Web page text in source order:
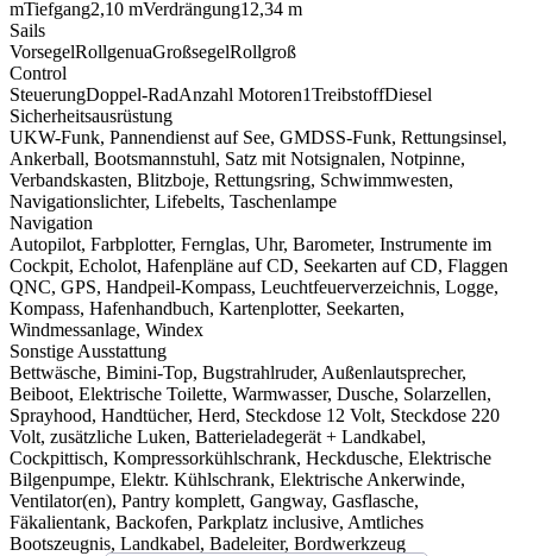
mTiefgang2,10 mVerdrängung12,34 m
Sails
VorsegelRollgenuaGroßsegelRollgroß
Control
SteuerungDoppel-RadAnzahl Motoren1TreibstoffDiesel
Sicherheitsausrüstung
UKW-Funk, Pannendienst auf See, GMDSS-Funk, Rettungsinsel,
Ankerball, Bootsmannstuhl, Satz mit Notsignalen, Notpinne,
Verbandskasten, Blitzboje, Rettungsring, Schwimmwesten,
Navigationslichter, Lifebelts, Taschenlampe
Navigation
Autopilot, Farbplotter, Fernglas, Uhr, Barometer, Instrumente im
Cockpit, Echolot, Hafenpläne auf CD, Seekarten auf CD, Flaggen
QNC, GPS, Handpeil-Kompass, Leuchtfeuerverzeichnis, Logge,
Kompass, Hafenhandbuch, Kartenplotter, Seekarten,
Windmessanlage, Windex
Sonstige Ausstattung
Bettwäsche, Bimini-Top, Bugstrahlruder, Außenlautsprecher,
Beiboot, Elektrische Toilette, Warmwasser, Dusche, Solarzellen,
Sprayhood, Handtücher, Herd, Steckdose 12 Volt, Steckdose 220
Volt, zusätzliche Luken, Batterieladegerät + Landkabel,
Cockpittisch, Kompressorkühlschrank, Heckdusche, Elektrische
Bilgenpumpe, Elektr. Kühlschrank, Elektrische Ankerwinde,
Ventilator(en), Pantry komplett, Gangway, Gasflasche,
Fäkalientank, Backofen, Parkplatz inclusive, Amtliches
Bootszeugnis, Landkabel, Badeleiter, Bordwerkzeug